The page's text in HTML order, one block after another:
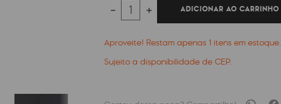
＋
－ ADICIONAR AO CARRINHO
Aproveite! Restam apenas1 itens em estoque.
Sujeito a disponibilidade de CEP.